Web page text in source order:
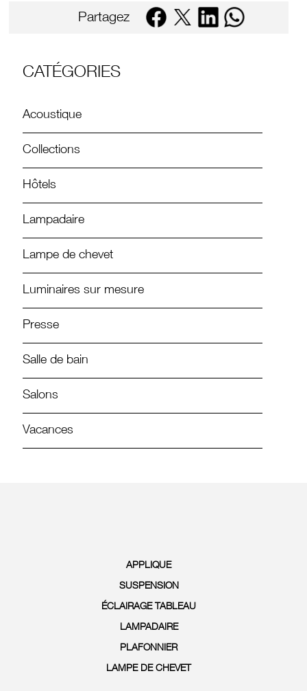
Partagez
CATÉGORIES
Acoustique
Collections
Hôtels
Lampadaire
Lampe de chevet
Luminaires sur mesure
Presse
Salle de bain
Salons
Vacances
APPLIQUE
SUSPENSION
ÉCLAIRAGE TABLEAU
LAMPADAIRE
PLAFONNIER
LAMPE DE CHEVET